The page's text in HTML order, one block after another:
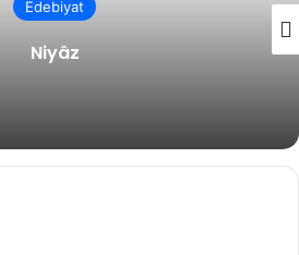
Edebiyat
Niyâz